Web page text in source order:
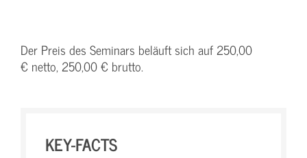
Der Preis des Seminars beläuft sich auf 250,00
€ netto, 250,00 € brutto.
KEY-FACTS